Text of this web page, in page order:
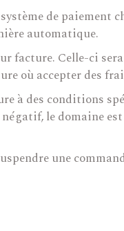
de paiement
automatique.
facture. Celle-ci
où accepter des
à des conditions
le domaine
une